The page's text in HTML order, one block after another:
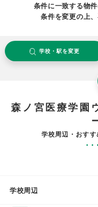
条件に一致する物
条件を変更の上
学校・駅を変更
森ノ宮医療学園
学校周辺・おす
学校周辺